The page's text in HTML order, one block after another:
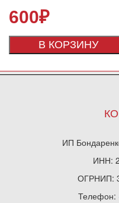
600₽
В КОРЗИНУ
ИП
ИНН:
ОГРНИП:
Телефон: